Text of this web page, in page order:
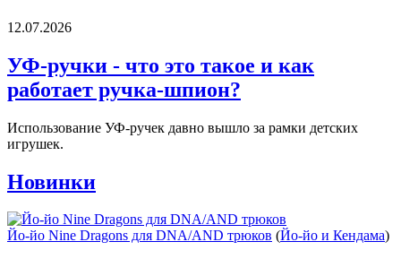
12.07.2026
УФ-ручки - что это такое и как
работает ручка-шпион?
Использование УФ-ручек давно вышло за рамки детских
игрушек.
Новинки
Йо-йо Nine Dragons для DNA/AND трюков (Йо-йо и Кендама)